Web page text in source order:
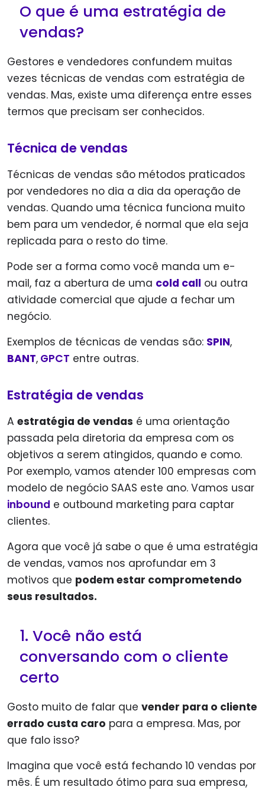
O que é uma estratégia de
vendas?
Gestores e vendedores confundem muitas
vezes técnicas de vendas com estratégia de
vendas. Mas, existe uma diferença entre esses
termos que precisam ser conhecidos.
Técnica de vendas
Técnicas de vendas são métodos praticados
por vendedores no dia a dia da operação de
vendas. Quando uma técnica funciona muito
bem para um vendedor, é normal que ela seja
replicada para o resto do time.
Pode ser a forma como você manda um e-
mail, faz a abertura de uma cold call ou outra
atividade comercial que ajude a fechar um
negócio.
Exemplos de técnicas de vendas são: SPIN,
BANT, GPCT entre outras.
Estratégia de vendas
A estratégia de vendas é uma orientação
passada pela diretoria da empresa com os
objetivos a serem atingidos, quando e como.
Por exemplo, vamos atender 100 empresas com
modelo de negócio SAAS este ano. Vamos usar
inbound e outbound marketing para captar
clientes.
Agora que você já sabe o que é uma estratégia
de vendas, vamos nos aprofundar em 3
motivos que podem estar comprometendo
seus resultados.
1. Você não está
conversando com o cliente
certo
Gosto muito de falar que vender para o cliente
errado custa caro para a empresa. Mas, por
que falo isso?
Imagina que você está fechando 10 vendas por
mês. É um resultado ótimo para sua empresa,